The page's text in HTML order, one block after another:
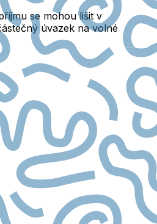
se mohou lišit v
úvazek na volné